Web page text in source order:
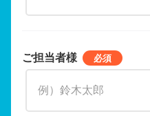
ご担当者様